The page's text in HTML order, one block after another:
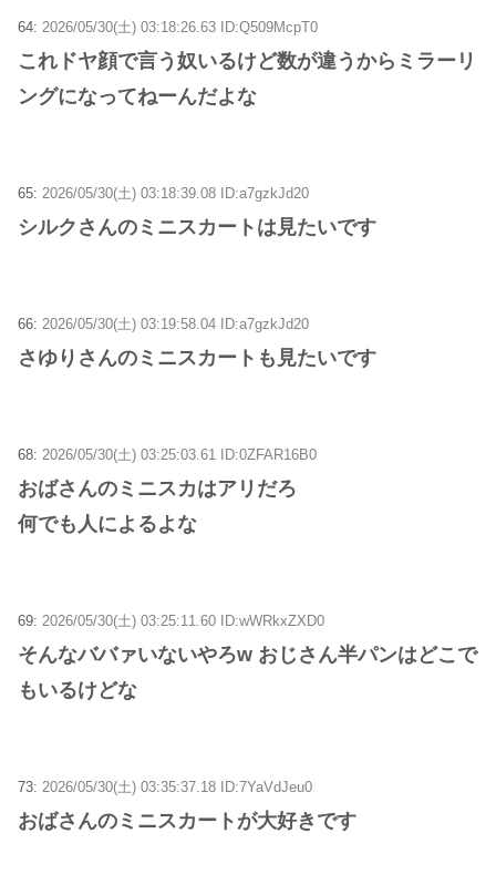
64: 2026/05/30(土) 03:18:26.63 ID:Q509McpT0
これドヤ顔で言う奴いるけど数が違うからミラーリ
ングになってねーんだよな
65: 2026/05/30(土) 03:18:39.08 ID:a7gzkJd20
シルクさんのミニスカートは見たいです
66: 2026/05/30(土) 03:19:58.04 ID:a7gzkJd20
さゆりさんのミニスカートも見たいです
68: 2026/05/30(土) 03:25:03.61 ID:0ZFAR16B0
おばさんのミニスカはアリだろ
何でも人によるよな
69: 2026/05/30(土) 03:25:11.60 ID:wWRkxZXD0
そんなババァいないやろw おじさん半パンはどこで
もいるけどな
73: 2026/05/30(土) 03:35:37.18 ID:7YaVdJeu0
おばさんのミニスカートが大好きです